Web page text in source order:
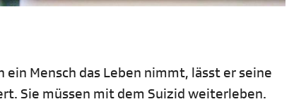
ein Mensch das Leben nimmt, lässt er seine
Sie müssen mit dem Suizid weiterleben.